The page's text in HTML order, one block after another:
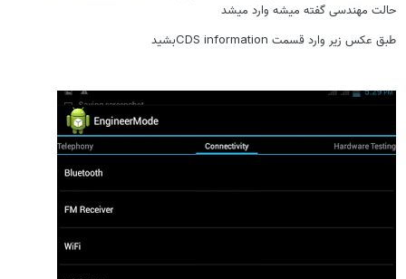
حالت مهندسی گفته میشه وارد میشد
طبق عکس زیر وارد قسمت CDS informationبشید